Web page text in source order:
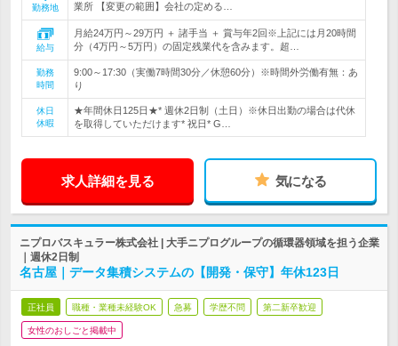
勤務地
業所 【変更の範囲】会社の定める…
給与
月給24万円～29万円 ＋ 諸手当 ＋ 賞与年2回※上記には月20時間
分（4万円～5万円）の固定残業代を含みます。超…
勤務
時間
9:00～17:30（実働7時間30分／休憩60分）※時間外労働有無：あ
り
休日
休暇
★年間休日125日★* 週休2日制（土日）※休日出勤の場合は代休
を取得していただけます* 祝日* G…
求人詳細を見る 気になる
ニプロバスキュラー株式会社 | 大手ニプログループの循環器領域を担う企業
｜週休2日制
名古屋｜データ集積システムの【開発・保守】年休123日
正社員 職種・業種未経験OK 急募 学歴不問 第二新卒歓迎
女性のおしごと掲載中